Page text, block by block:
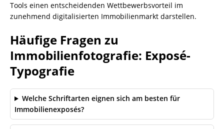
Tools einen entscheidenden Wettbewerbsvorteil im
zunehmend digitalisierten Immobilienmarkt darstellen.
Häufige Fragen zu
Immobilienfotografie: Exposé-
Typografie
Welche Schriftarten eignen sich am besten für
Immobilienexposés?